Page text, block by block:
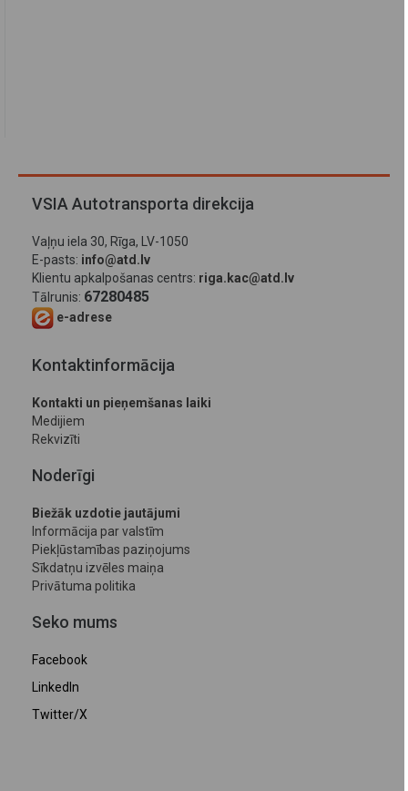
VSIA Autotransporta direkcija
Vaļņu iela 30, Rīga, LV-1050
E-pasts: info@atd.lv
Klientu apkalpošanas centrs: riga.kac@atd.lv
Tālrunis: 67280485
e-adrese
Kontaktinformācija
Kontakti un pieņemšanas laiki
Medijiem
Rekvizīti
Noderīgi
Biežāk uzdotie jautājumi
Informācija par valstīm
Piekļūstamības paziņojums
Sīkdatņu izvēles maiņa
Privātuma politika
Seko mums
Facebook
LinkedIn
Twitter/X